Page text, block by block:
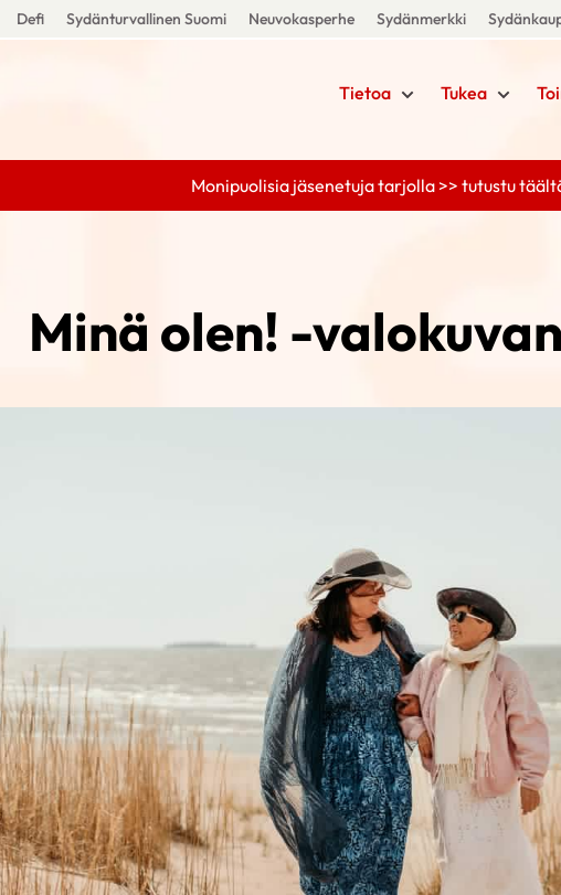
Defi Sydänturvallinen Suomi Neuvokasperhe Sydänmerkki
Tietoa Tukea
Monipuolisia jäsenetuja tarjolla >> tutustu
Minä olen! -